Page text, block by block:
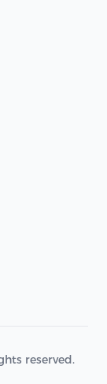
reserved.